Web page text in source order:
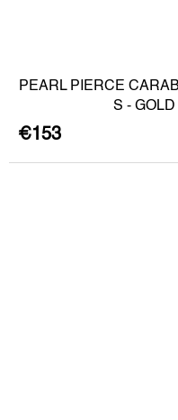
PEARL PIERCE
S -
€153